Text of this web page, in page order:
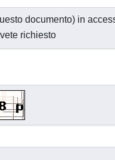
documento) in
richiesto